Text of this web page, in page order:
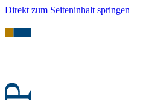
Direkt zum Seiteninhalt springen